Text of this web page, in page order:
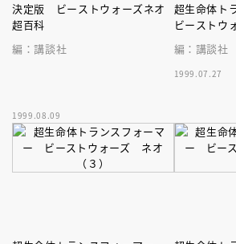
決定版 ビーストウォーズネオ
超百科
編：講談社
1999.08.09
超生命体ト
ビーストウ
編：講談社
1999.07.27